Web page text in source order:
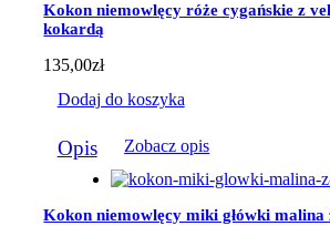
wybrać
na
stronie
produktu
Kokon niemowlęcy róże cygańskie z
kokardą
135,00zł
Dodaj do koszyka
Opis Zobacz opis
Kokon niemowlęcy miki główki